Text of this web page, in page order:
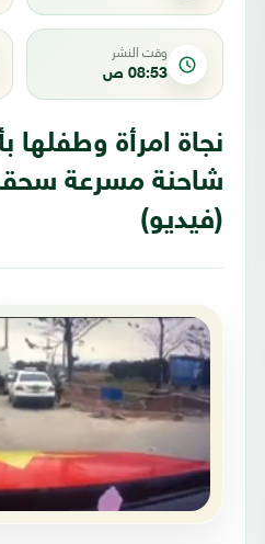
وقت النشر
08:53 ص
نجاة امرأة وطفلها
(فيديو)